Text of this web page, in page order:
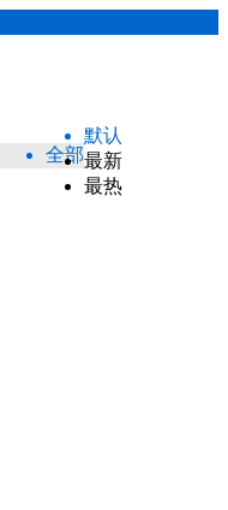
全部
默认
最新
最热